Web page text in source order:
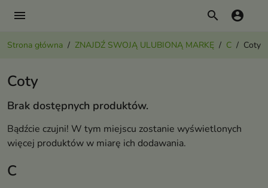
menu search account_circle
Strona główna ZNAJDŹ SWOJĄ ULUBIONĄ MARKĘ C Coty
C
Coty
Brak dostępnych produktów.
Bądźcie czujni! W tym miejscu zostanie wyświetlonych
więcej produktów w miarę ich dodawania.